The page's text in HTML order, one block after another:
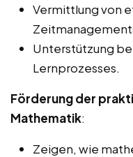
Vermittlung von
Unterstützung
Lernprozesses.
Förderung der
Mathematik:
Zeigen, wie